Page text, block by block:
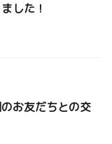
した！
お友だちとの交